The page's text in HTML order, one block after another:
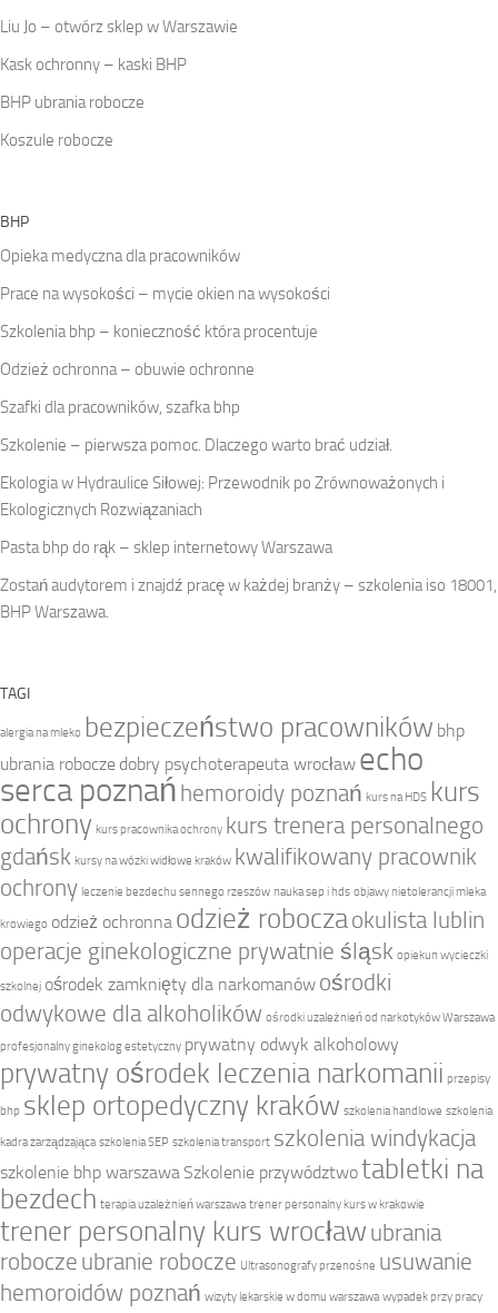
Liu Jo – otwórz sklep w Warszawie
Kask ochronny – kaski BHP
BHP ubrania robocze
Koszule robocze
BHP
Opieka medyczna dla pracowników
Prace na wysokości – mycie okien na wysokości
Szkolenia bhp – konieczność która procentuje
Odzież ochronna – obuwie ochronne
Szafki dla pracowników, szafka bhp
Szkolenie – pierwsza pomoc. Dlaczego warto brać udział.
Ekologia w Hydraulice Siłowej: Przewodnik po Zrównoważonych i
Ekologicznych Rozwiązaniach
Pasta bhp do rąk – sklep internetowy Warszawa
Zostań audytorem i znajdź pracę w każdej branży – szkolenia iso 18001,
BHP Warszawa.
TAGI
alergia na mleko bezpieczeństwo pracowników bhp
ubrania robocze dobry psychoterapeuta wrocław echo
serca poznań hemoroidy poznań kurs na HDS kurs
ochrony kurs pracownika ochrony kurs trenera personalnego
gdańsk kursy na wózki widłowe kraków kwalifikowany pracownik
ochrony leczenie bezdechu sennego rzeszów nauka sep i hds objawy nietolerancji mleka
krowiego odzież ochronna odzież roboczaokulista lublin
operacje ginekologiczne prywatnie śląsk opiekun wycieczki
szkolnej ośrodek zamknięty dla narkomanów ośrodki
odwykowe dla alkoholików ośrodki uzależnień od narkotyków Warszawa
profesjonalny ginekolog estetyczny prywatny odwyk alkoholowy
prywatny ośrodek leczenia narkomanii przepisy
bhp sklep ortopedyczny kraków szkolenia handlowe szkolenia
kadra zarządzająca szkolenia SEP szkolenia transport szkolenia windykacja
szkolenie bhp warszawa Szkolenie przywództwotabletki na
bezdech terapia uzależnień warszawa trener personalny kurs w krakowie
trener personalny kurs wrocław ubrania
robocze ubranie robocze Ultrasonografy przenośne usuwanie
hemoroidów poznań wizyty lekarskie w domu warszawa wypadek przy pracy